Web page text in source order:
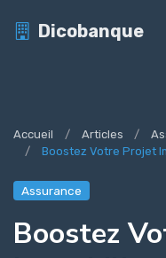
Dicobanque
Accueil Articles
Boostez Votre Projet
Assurance
Boostez